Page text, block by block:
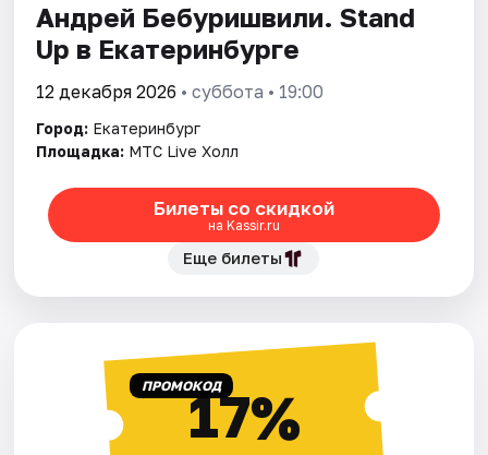
Андрей Бебуришвили. Stand
Up в Екатеринбурге
12 декабря 2026 • суббота • 19:00
Город: Екатеринбург
Площадка: MTC Live Холл
Билеты со скидкой
на Kassir.ru
Еще билеты
ПРОМОКОД17%